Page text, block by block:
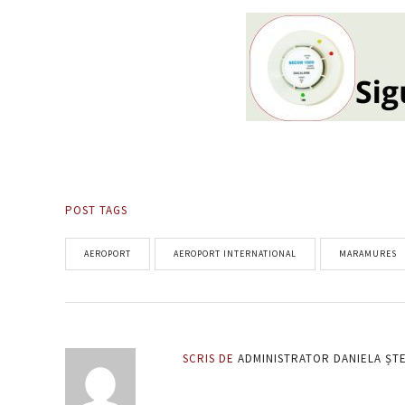
POST TAGS
AEROPORT AEROPORT INTERNATIONAL MARAMURES
SCRIS DE ADMINISTRATOR DANIELA